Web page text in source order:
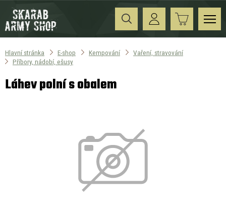
Hlavní stránka E-shop Kempování
Vaření, stravování
Příbory, nádobí, ešusy
Láhev polní s obalem